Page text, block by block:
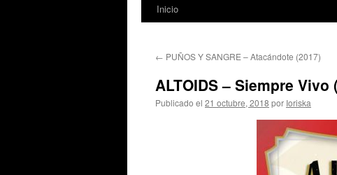
Inicio
← PUÑOS Y SANGRE – Atacándote (2017)
ALTOIDS – Siempre Vivo
Publicado el 21 octubre, 2018 por Ioriska